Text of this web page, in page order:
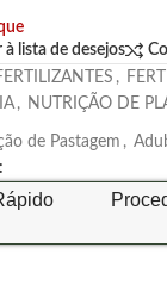
lista de desejos
,
, NUTRIÇÃO DE
de Pastagem ,